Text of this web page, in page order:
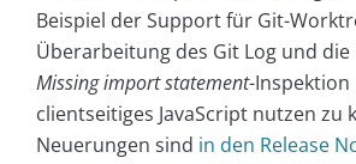
Beispiel der Support für Git-
Überarbeitung des Git Log und
Missing import statement-
clientseitiges JavaScript nutzen zu
Neuerungen sind in den Release